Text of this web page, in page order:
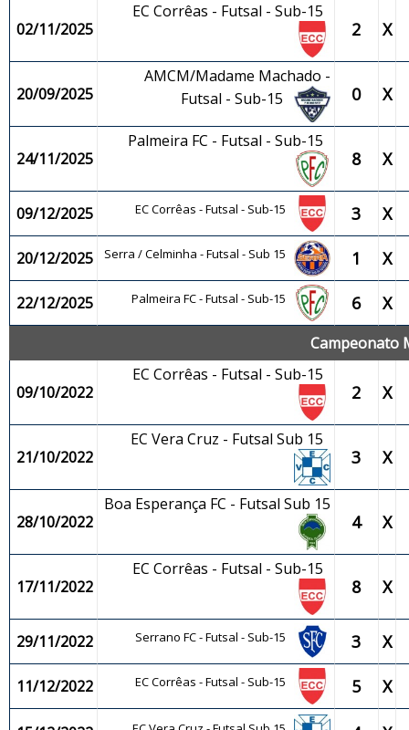
02/11/2025
EC Corrêas - Futsal - Sub-15
2 X
20/09/2025
AMCM/Madame Machado -
Futsal - Sub-15
0 X
24/11/2025
Palmeira FC - Futsal - Sub-15
8 X
09/12/2025 EC Corrêas - Futsal - Sub-15 3 X
20/12/2025 Serra / Celminha - Futsal - Sub 15 1 X
22/12/2025 Palmeira FC - Futsal - Sub-15 6 X
Campeonato
09/10/2022
EC Corrêas - Futsal - Sub-15
2 X
21/10/2022
EC Vera Cruz - Futsal Sub 15
3 X
28/10/2022
Boa Esperança FC - Futsal Sub 15
4 X
17/11/2022
EC Corrêas - Futsal - Sub-15
8 X
29/11/2022 Serrano FC - Futsal - Sub-15 3 X
11/12/2022 EC Corrêas - Futsal - Sub-15 5 X